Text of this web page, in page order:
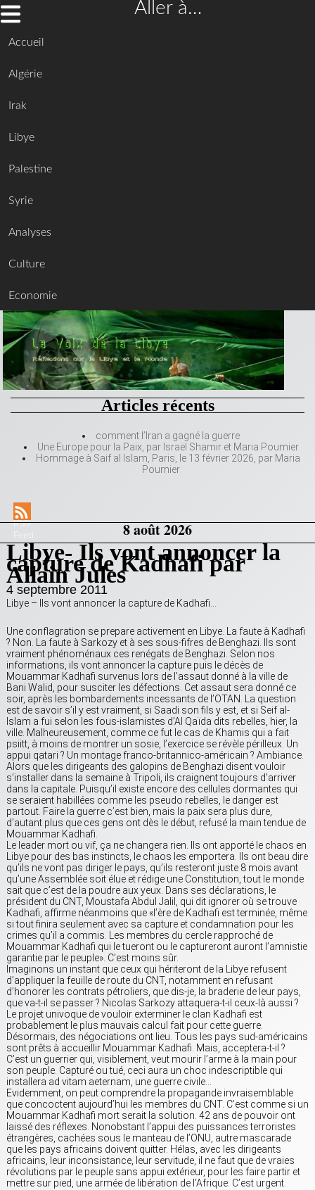
Aller à…
Accueil
Algérie
Irak
Libye
Palestine
Syrie
Analyses
Culture
Economie
Articles récents
comment l’Iran a gagné la guerre
Une Europe pour la Paix, par Israël Shamir et Maria Poumier
Hommage à Saif al Islam, Paris, le 13 février 2026, par Maria
Poumier
RSS
8 août 2026
Libye- Ils vont annoncer la
capture de Kadhafi par
Allain Jules
4 septembre 2011
Libye – Ils vont annoncer la capture de Kadhafi…
Une conflagration se prepare activement en Libye. La faute à Kadhafi
? Non. La faute à Sarkozy et à ses sous-fifres de Benghazi. Ils sont
vraiment phénoménaux ces renégats de Benghazi. Selon nos
informations, ils vont annoncer la capture puis le décès de
Mouammar Kadhafi survenus lors de l’assaut donné à la ville de
Bani Walid, pour susciter les défections. Cet assaut sera donné ce
soir, après les bombardements incessants de l’OTAN. La question
est de savoir s’il y est vraiment, si Saadi son fils y est, et si Seif al-
Islam a fui selon les fous-islamistes d’Al Qaïda dits rebelles, hier, la
ville. Malheureusement, comme ce fut le cas de Khamis qui a fait
psiitt, à moins de montrer un sosie, l’exercice se révèle périlleux. Un
appui qatari ? Un montage franco-britannico-américain ? Ambiance.
Alors que les dirigeants des galopins de Benghazi disent vouloir
s’installer dans la semaine à Tripoli, ils craignent toujours d’arriver
dans la capitale. Puisqu’il existe encore des cellules dormantes qui
se seraient habillées comme les pseudo rebelles, le danger est
partout. Faire la guerre c’est bien, mais la paix sera plus dure,
d’autant plus que ces gens ont dès le début, refusé la main tendue de
Mouammar Kadhafi.
Le leader mort ou vif, ça ne changera rien. Ils ont apporté le chaos en
Libye pour des bas instincts, le chaos les emportera. Ils ont beau dire
qu’ils ne vont pas diriger le pays, qu’ils resteront juste 8 mois avant
qu’une Assemblée soit élue et rédige une Constitution, tout le monde
sait que c’est de la poudre aux yeux. Dans ses déclarations, le
président du CNT, Moustafa Abdul Jalil, qui dit ignorer où se trouve
Kadhafi, affirme néanmoins que «l’ère de Kadhafi est terminée, même
si tout finira seulement avec sa capture et condamnation pour les
crimes qu’il a commis. Les membres du cercle rapproché de
Mouammar Kadhafi qui le tueront ou le captureront auront l’amnistie
garantie par le peuple». C’est moins sûr.
Imaginons un instant que ceux qui hériteront de la Libye refusent
d’appliquer la feuille de route du CNT, notamment en refusant
d’honorer les contrats pétroliers, que dis-je, la braderie de leur pays,
que va-t-il se passer ? Nicolas Sarkozy attaquera-t-il ceux-là aussi ?
Le projet univoque de vouloir exterminer le clan Kadhafi est
probablement le plus mauvais calcul fait pour cette guerre.
Désormais, des négociations ont lieu. Tous les pays sud-américains
sont prêts à accueillir Mouammar Kadhafi. Mais, acceptera-t-il ?
C’est un guerrier qui, visiblement, veut mourir l’arme à la main pour
son peuple. Capturé ou tué, ceci aura un choc indescriptible qui
installera ad vitam aeternam, une guerre civile…
Evidemment, on peut comprendre la propagande invraisemblable
que concoctent aujourd’hui les membres du CNT. C’est comme si un
Mouammar Kadhafi mort serait la solution. 42 ans de pouvoir ont
laissé des réflexes. Nonobstant l’appui des puissances terroristes
étrangères, cachées sous le manteau de l’ONU, autre mascarade
que les pays africains doivent quitter. Hélas, avec les dirigeants
africains, leur inconsistance, leur servitude, il ne faut que de vraies
révolutions par le peuple sans appui extérieur, pour les faire partir et
mettre sur pied, une armée de libération de l’Afrique. C’est urgent.